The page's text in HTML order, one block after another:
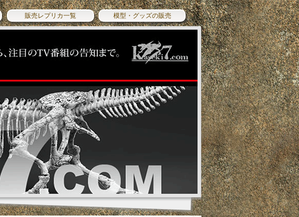
販売レプリカ一覧 模型・グッズの販売